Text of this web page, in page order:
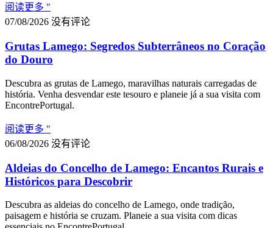
阅读更多 "
07/08/2026 没有评论
Grutas Lamego: Segredos Subterrâneos no Coração
do Douro
Descubra as grutas de Lamego, maravilhas naturais carregadas de
história. Venha desvendar este tesouro e planeie já a sua visita com
EncontrePortugal.
阅读更多 "
06/08/2026 没有评论
Aldeias do Concelho de Lamego: Encantos Rurais e
Históricos para Descobrir
Descubra as aldeias do concelho de Lamego, onde tradição,
paisagem e história se cruzam. Planeie a sua visita com dicas